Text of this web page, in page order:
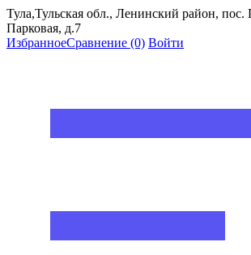
Тула,Тульская обл., Ленинский район, пос.
Парковая, д.7
ИзбранноеСравнение (0) Войти